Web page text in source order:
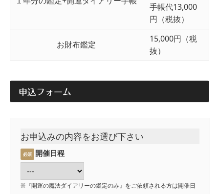
手帳代13,000
円（税抜）
お財布鑑定
15,000円（税
抜）
申込フォーム
お申込みの内容をお選び下さい
必須 開催日程
※『開運の魔法ダイアリーの鑑定のみ』をご依頼される方は開催日